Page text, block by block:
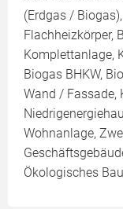
(Erdgas /
Flachheizkörper,
Komplettanlage,
Biogas BHKW,
Wand / Fassade,
Wohnanlage,
Ökologisches